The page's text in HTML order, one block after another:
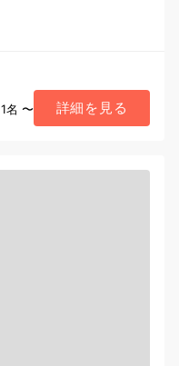
名 〜 詳細を見る